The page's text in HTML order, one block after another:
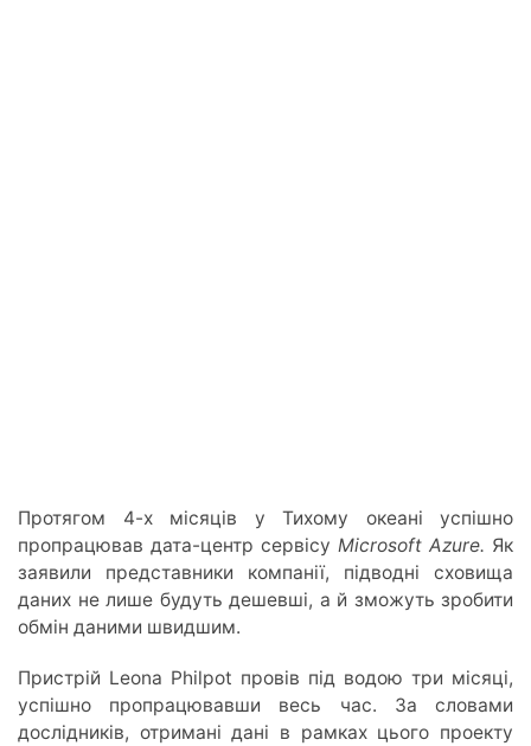
Протягом 4-х місяців у Тихому океані успішно
пропрацював дата-центр сервісу Microsoft Azure. Як
заявили представники компанії, підводні сховища
даних не лише будуть дешевші, а й зможуть зробити
обмін даними швидшим.
Пристрій Leona Philpot провів під водою три місяці,
успішно пропрацювавши весь час. За словами
дослідників, отримані дані в рамках цього проекту